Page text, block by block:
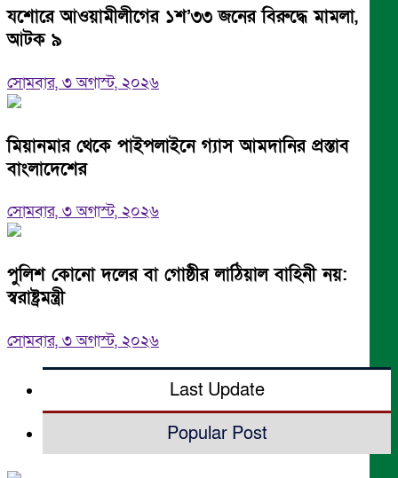
যশোরে আওয়ামীলীগের ১শ’৩৩ জনের বিরুদ্ধে মামলা,
আটক ৯
সোমবার, ৩ অগাস্ট, ২০২৬
মিয়ানমার থেকে পাইপলাইনে গ্যাস আমদানির প্রস্তাব
বাংলাদেশের
সোমবার, ৩ অগাস্ট, ২০২৬
পুলিশ কোনো দলের বা গোষ্ঠীর লাঠিয়াল বাহিনী নয়:
স্বরাষ্ট্রমন্ত্রী
সোমবার, ৩ অগাস্ট, ২০২৬
Last Update
Popular Post